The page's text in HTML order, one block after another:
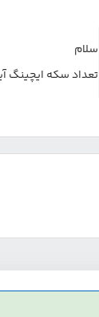
سلام
تعداد سکه ایچینگ